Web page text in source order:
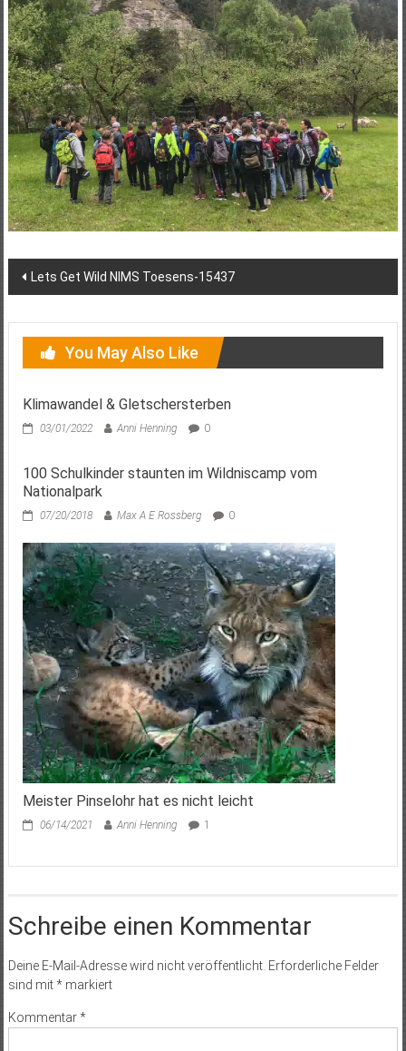
Post
Lets Get Wild NIMS Toesens-15437
You May Also Like
Klimawandel & Gletschersterben
03/01/2022 Anni Henning 0
100 Schulkinder staunten im Wildniscamp vom
Nationalpark
07/20/2018 Max A E Rossberg 0
Meister Pinselohr hat es nicht leicht
06/14/2021 Anni Henning 1
Schreibe einen Kommentar
Deine E-Mail-Adresse wird nicht veröffentlicht. Erforderliche Felder
sind mit*markiert
Kommentar*